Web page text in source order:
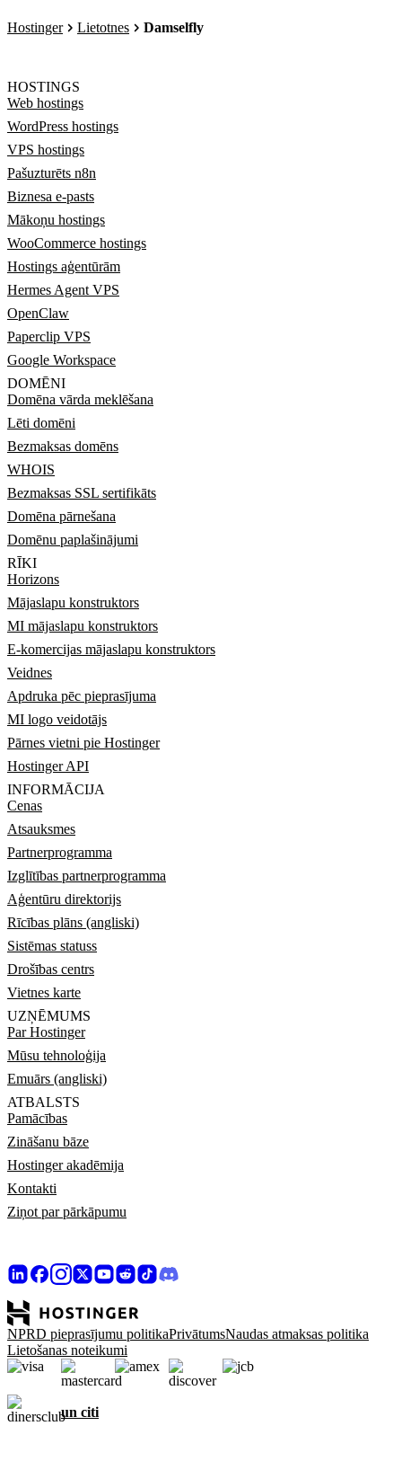
Hostinger Lietotnes Damselfly
HOSTINGS
Web hostings
WordPress hostings
VPS hostings
Pašuzturēts n8n
Biznesa e-pasts
Mākoņu hostings
WooCommerce hostings
Hostings aģentūrām
Hermes Agent VPS
OpenClaw
Paperclip VPS
Google Workspace
DOMĒNI
Domēna vārda meklēšana
Lēti domēni
Bezmaksas domēns
WHOIS
Bezmaksas SSL sertifikāts
Domēna pārnešana
Domēnu paplašinājumi
RĪKI
Horizons
Mājaslapu konstruktors
MI mājaslapu konstruktors
E-komercijas mājaslapu konstruktors
Veidnes
Apdruka pēc pieprasījuma
MI logo veidotājs
Pārnes vietni pie Hostinger
Hostinger API
INFORMĀCIJA
Cenas
Atsauksmes
Partnerprogramma
Izglītības partnerprogramma
Aģentūru direktorijs
Rīcības plāns (angliski)
Sistēmas statuss
Drošības centrs
Vietnes karte
UZŅĒMUMS
Par Hostinger
Mūsu tehnoloģija
Emuārs (angliski)
ATBALSTS
Pamācības
Zināšanu bāze
Hostinger akadēmija
Kontakti
Ziņot par pārkāpumu
NPRD pieprasījumu politikaPrivātumsNaudas atmaksas politika
Lietošanas noteikumi
un citi